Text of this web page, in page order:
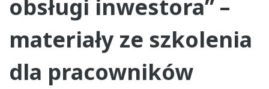
obsługi inwestora” –
materiały ze szkolenia
dla pracowników